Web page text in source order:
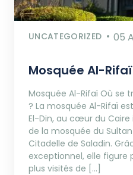
UNCATEGORIZED 05
Mosquée Al-Rifaï
Mosquée Al-Rifaï Où se
? La mosquée Al-Rifaï
El-Din, au cœur du
de la mosquée du
Citadelle de Saladin.
exceptionnel, elle figure
plus visités de […]